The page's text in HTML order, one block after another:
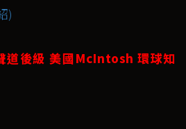
)
道後級 美國McIntosh 環球知